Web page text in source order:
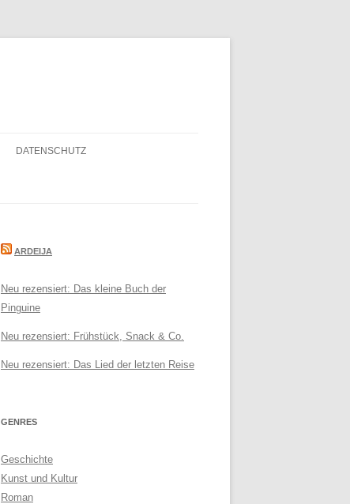
DATENSCHUTZ
ARDEIJA
Neu rezensiert: Das kleine Buch der
Pinguine
Neu rezensiert: Frühstück, Snack & Co.
Neu rezensiert: Das Lied der letzten Reise
GENRES
Geschichte
Kunst und Kultur
Roman